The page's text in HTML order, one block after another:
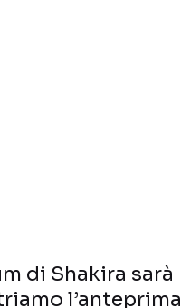
di Shakira sarà
l’anteprima